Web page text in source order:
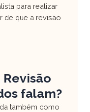
para realizar
de que a revisão
Revisão
falam?
também como